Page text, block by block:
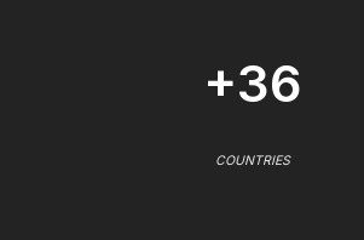
+36
COUNTRIES